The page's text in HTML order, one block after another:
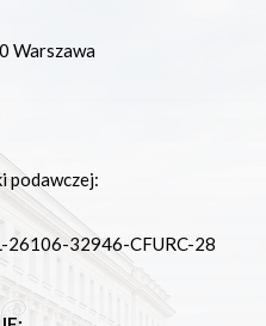
Polskiego
Warszawa
podawczej:
26106-32946-CFURC-28